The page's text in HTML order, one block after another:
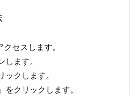
セスします。
します。
ックします。
をクリックします。